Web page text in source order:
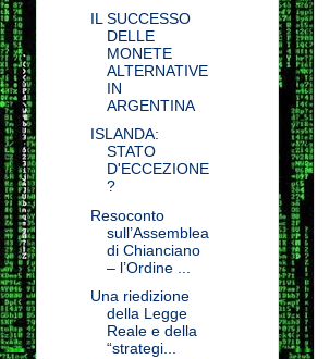
IL SUCCESSO
DELLE
MONETE
ALTERNATIVE
IN
ARGENTINA
ISLANDA:
STATO
D'ECCEZIONE
?
Resoconto
sull’Assemblea
di Chianciano
– l’Ordine ...
Una riedizione
della Legge
Reale e della
“strategi...